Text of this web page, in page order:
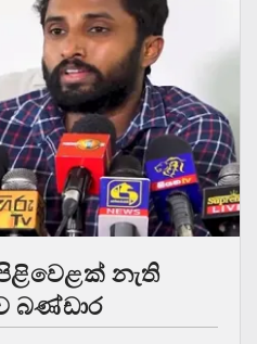
නැති
බණ්ඩාර